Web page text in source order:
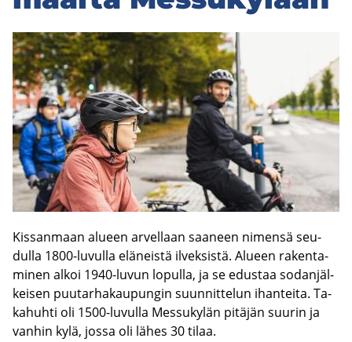
Kis­san­maan alu­een ar­vel­laan saa­neen ni­men­sä seu­
dul­la 1800-​luvulla elä­neis­tä il­vek­sis­tä. Alu­een ra­ken­ta­
mi­nen alkoi 1940-​luvun lo­pul­la, ja se edus­taa so­dan­jäl­
kei­sen puu­tar­ha­kau­pun­gin suun­nit­te­lun ihan­tei­ta. Ta­
ka­huh­ti oli 1500-​luvulla Mes­su­ky­län pi­tä­jän suu­rin ja
van­hin kylä, jossa oli lähes 30 tilaa.